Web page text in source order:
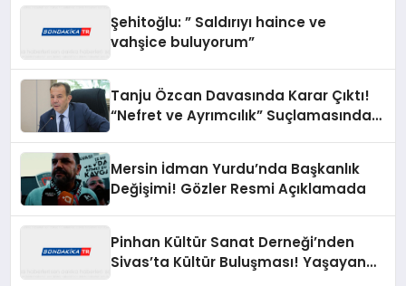
Şehitoğlu: ” Saldırıyı haince ve
vahşice buluyorum”
Tanju Özcan Davasında Karar Çıktı!
“Nefret ve Ayrımcılık” Suçlamasından
Mersin İdman Yurdu’nda Başkanlık
Değişimi! Gözler Resmi Açıklamada
Pinhan Kültür Sanat Derneği’nden
Sivas’ta Kültür Buluşması! Yaşayan